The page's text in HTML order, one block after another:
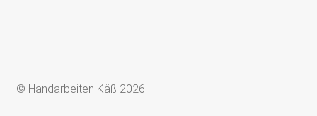
© Handarbeiten Käß 2026